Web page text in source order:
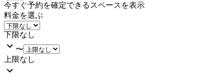
今すぐ予約を確定できるスペースを表示
料金を選ぶ
下限なし
〜
上限なし